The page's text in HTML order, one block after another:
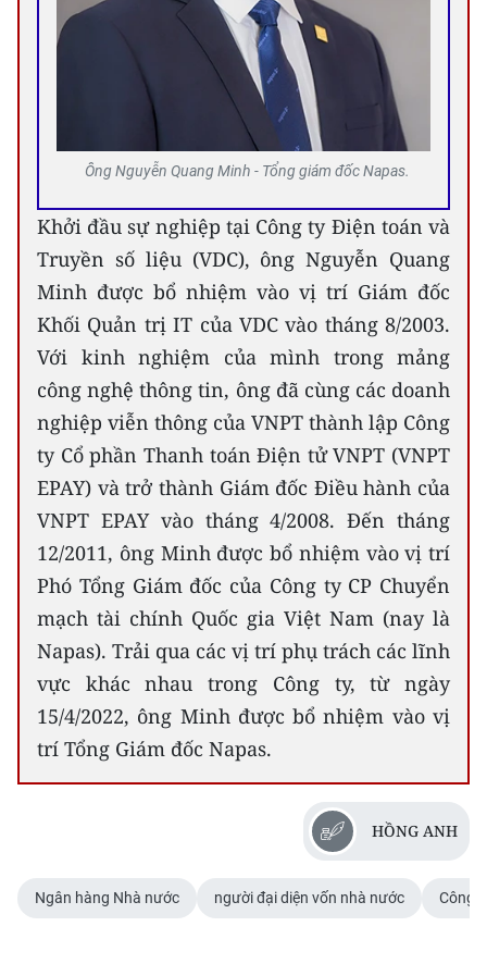
Ông Nguyễn Quang Minh - Tổng giám đốc Napas.
Khởi đầu sự nghiệp tại Công ty Điện toán và
Truyền số liệu (VDC), ông Nguyễn Quang
Minh được bổ nhiệm vào vị trí Giám đốc
Khối Quản trị IT của VDC vào tháng 8/2003.
Với kinh nghiệm của mình trong mảng
công nghệ thông tin, ông đã cùng các doanh
nghiệp viễn thông của VNPT thành lập Công
ty Cổ phần Thanh toán Điện tử VNPT (VNPT
EPAY) và trở thành Giám đốc Điều hành của
VNPT EPAY vào tháng 4/2008. Đến tháng
12/2011, ông Minh được bổ nhiệm vào vị trí
Phó Tổng Giám đốc của Công ty CP Chuyển
mạch tài chính Quốc gia Việt Nam (nay là
Napas). Trải qua các vị trí phụ trách các lĩnh
vực khác nhau trong Công ty, từ ngày
15/4/2022, ông Minh được bổ nhiệm vào vị
trí Tổng Giám đốc Napas.
HỒNG ANH
Ngân hàng Nhà nước người đại diện vốn nhà nước Công